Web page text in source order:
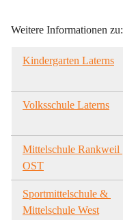
Weitere Informationen zu:
Kindergarten Laterns
Volksschule Laterns
Mittelschule Rankweil
OST
Sportmittelschule &
Mittelschule West